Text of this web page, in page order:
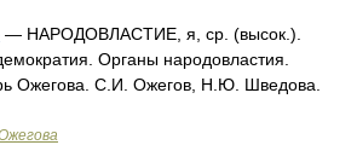
— НАРОДОВЛАСТИЕ, я, ср. (высок.).
Органы народовластия.
Ожегова. С.И. Ожегов, Н.Ю. Шведова.